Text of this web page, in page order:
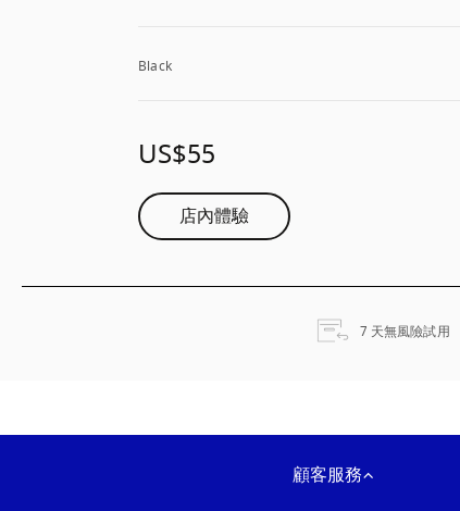
Black
US$55
店內體驗
7 天無風險試用
顧客服務